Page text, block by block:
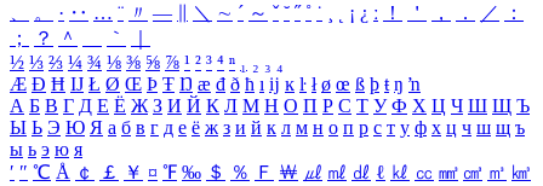
、
。 · ‥ … ¨ 〃 ― ＼ ∼ ´ ～ ˇ ˘ ˝ ˚ ˙ ¸ ¡ ¿ ː ！ ＇ ， ． ／
：
；
？ ＾ ｀
½ ⅓ ⅔ ¼ ¾ ⅛ ⅜ ⅝ ⅞ ¹ ² ³ ⁴ ⁿ ₁ ₂ ₃ ₄
Æ Ð Ħ Ĳ Ł Ø Œ Þ Ŧ Ŋ æ đ ð ħ ı ĳ ĸ ŀ ł ø œ ß þ ŧ ŋ ŉ
А Б В Г Д Е Ё Ж З И Й К Л М Н О П Р С Т У Ф Х Ц Ч Ш Щ Ъ
Ы Ь Э Ю Я а б в г д е ё ж з и й к л м н о п р с т у ф х ц ч ш щ ъ
ы ь э ю я
′ ″ ℃ Å ￠ ￡ ￥ ¤ ℉ ‰ ＄ ％ Ｆ ￦ ㎕ ㎖ ㎗ ℓ ㎘ ㏄ ㎣ ㎤ ㎥ ㎦